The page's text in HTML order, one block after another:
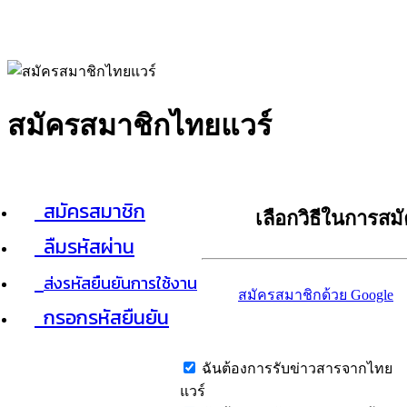
สมัครสมาชิกไทยแวร์
สมัครสมาชิก
ลืมรหัสผ่าน
ส่งรหัสยืนยันการใช้งาน
กรอกรหัสยืนยัน
เลือกวิธีในการส
สมัครสมาชิกด้วย Google
ฉันต้องการรับข่าวสารจากไทย
แวร์